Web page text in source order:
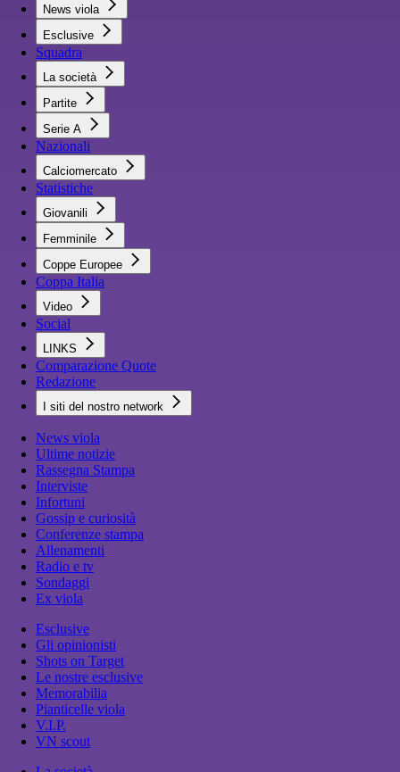
News viola
Esclusive
Squadra
La società
Partite
Serie A
Nazionali
Calciomercato
Statistiche
Giovanili
Femminile
Coppe Europee
Coppa Italia
Video
Social
LINKS
Comparazione Quote
Redazione
I siti del nostro network
News viola
Ultime notizie
Rassegna Stampa
Interviste
Infortuni
Gossip e curiosità
Conferenze stampa
Allenamenti
Radio e tv
Sondaggi
Ex viola
Esclusive
Gli opinionisti
Shots on Target
Le nostre esclusive
Memorabilia
Pianticelle viola
V.I.P.
VN scout